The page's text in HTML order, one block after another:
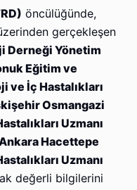
öncülüğünde,
gerçekleşen
Derneği Yönetim
Eğitim ve
ve İç Hastalıkları
Osmangazi
Uzmanı
Hacettepe
Uzmanı
değerli bilgilerini